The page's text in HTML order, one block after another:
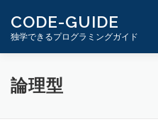
ン
CODE-GUIDE
独学できるプログラミングガイド
１分動画とテキスト
論理型